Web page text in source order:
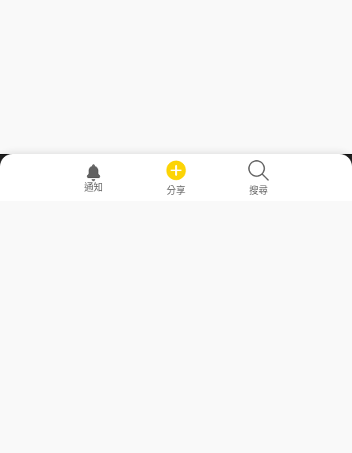
職場透明化運動
通知 分享 搜尋